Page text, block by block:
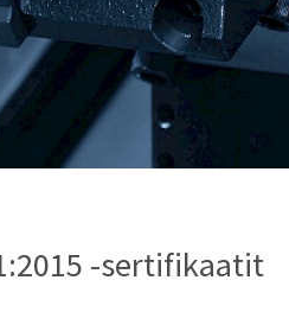
-sertifikaatit